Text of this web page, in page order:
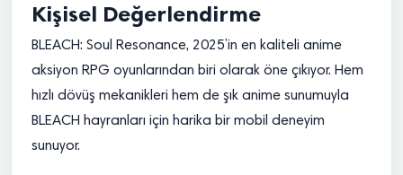
Kişisel Değerlendirme
BLEACH: Soul Resonance, 2025’in en kaliteli anime
aksiyon RPG oyunlarından biri olarak öne çıkıyor. Hem
hızlı dövüş mekanikleri hem de şık anime sunumuyla
BLEACH hayranları için harika bir mobil deneyim
sunuyor.